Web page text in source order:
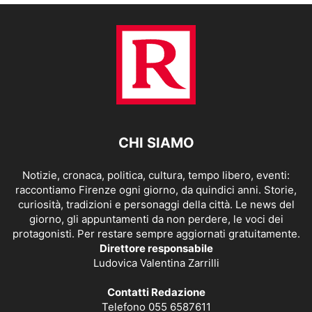
CHI SIAMO
Notizie, cronaca, politica, cultura, tempo libero, eventi:
raccontiamo Firenze ogni giorno, da quindici anni. Storie,
curiosità, tradizioni e personaggi della città. Le news del
giorno, gli appuntamenti da non perdere, le voci dei
protagonisti. Per restare sempre aggiornati gratuitamente.
Direttore responsabile
Ludovica Valentina Zarrilli
Contatti Redazione
Telefono 055 6587611